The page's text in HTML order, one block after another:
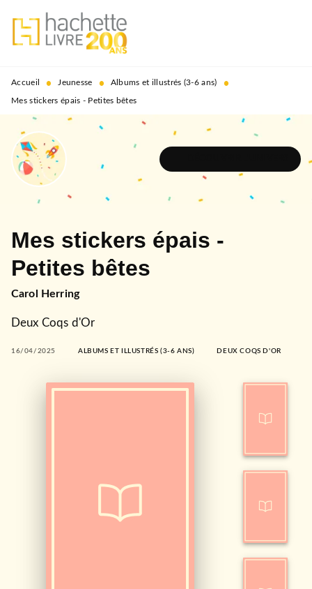
MENU RECHERCHE
PIED DE PAGE
Accueil • Jeunesse • Albums et illustrés (3-6 ans) •
Mes stickers épais - Petites bêtes
Mes stickers épais -
Petites bêtes
Carol Herring
Deux Coqs d'Or
16/04/2025 ALBUMS ET ILLUSTRÉS (3-6 ANS) DEUX COQS D'OR